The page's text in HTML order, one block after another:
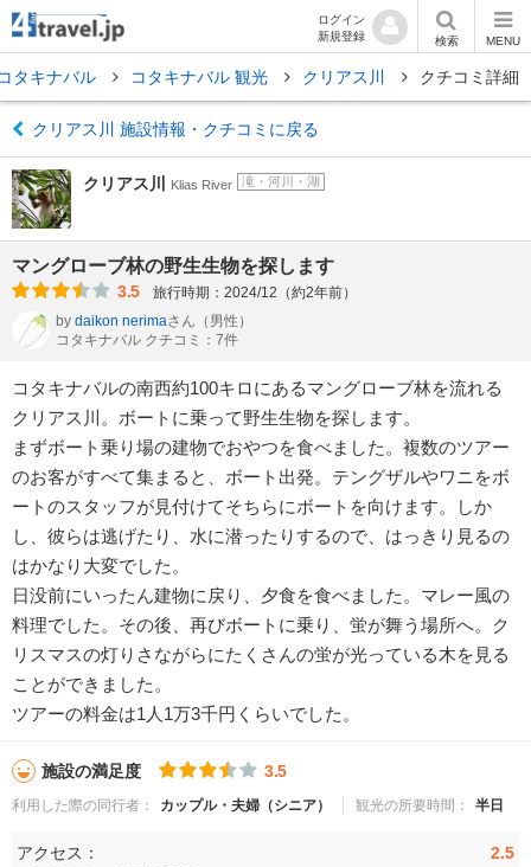
ログイン
新規登録
検索 MENU
タキナバル コタキナバル 観光 クリアス川 クチコミ詳細
クリアス川 施設情報・クチコミに戻る
クリアス川 Klias River 滝・河川・湖
マングローブ林の野生生物を探します
3.5
旅行時期：2024/12（約2年前）
by daikon nerimaさん （男性）
コタキナバル クチコミ：7件
コタキナバルの南西約100キロにあるマングローブ林を流れる
クリアス川。ボートに乗って野生生物を探します。
まずボート乗り場の建物でおやつを食べました。複数のツアー
のお客がすべて集まると、ボート出発。テングザルやワニをボ
ートのスタッフが見付けてそちらにボートを向けます。しか
し、彼らは逃げたり、水に潜ったりするので、はっきり見るの
はかなり大変でした。
日没前にいったん建物に戻り、夕食を食べました。マレー風の
料理でした。その後、再びボートに乗り、蛍が舞う場所へ。ク
リスマスの灯りさながらにたくさんの蛍が光っている木を見る
ことができました。
ツアーの料金は1人1万3千円くらいでした。
施設の満足度 3.5
利用した際の同行者： カップル・夫婦（シニア） 観光の所要時間： 半日
アクセス： 2.5